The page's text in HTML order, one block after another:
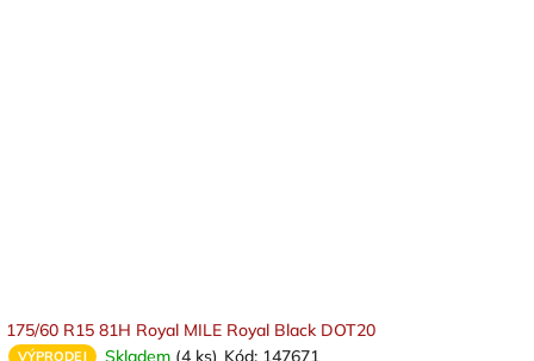
175/60 R15 81H Royal MILE Royal Black DOT20
VÝPRODEJ Skladem (4 ks) Kód: 147671